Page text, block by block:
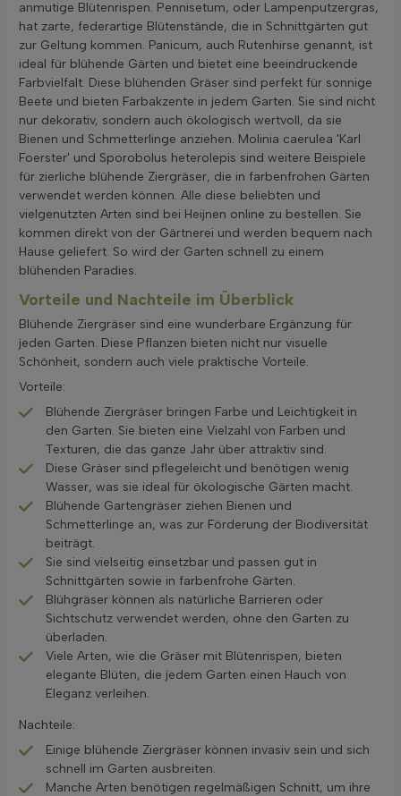
anmutige Blütenrispen. Pennisetum, oder Lampenputzergras,
hat zarte, federartige Blütenstände, die in Schnittgärten gut
zur Geltung kommen. Panicum, auch Rutenhirse genannt, ist
ideal für blühende Gärten und bietet eine beeindruckende
Farbvielfalt. Diese blühenden Gräser sind perfekt für sonnige
Beete und bieten Farbakzente in jedem Garten. Sie sind nicht
nur dekorativ, sondern auch ökologisch wertvoll, da sie
Bienen und Schmetterlinge anziehen. Molinia caerulea 'Karl
Foerster' und Sporobolus heterolepis sind weitere Beispiele
für zierliche blühende Ziergräser, die in farbenfrohen Gärten
verwendet werden können. Alle diese beliebten und
vielgenutzten Arten sind bei Heijnen online zu bestellen. Sie
kommen direkt von der Gärtnerei und werden bequem nach
Hause geliefert. So wird der Garten schnell zu einem
blühenden Paradies.
Vorteile und Nachteile im Überblick
Blühende Ziergräser sind eine wunderbare Ergänzung für
jeden Garten. Diese Pflanzen bieten nicht nur visuelle
Schönheit, sondern auch viele praktische Vorteile.
Vorteile:
Blühende Ziergräser bringen Farbe und Leichtigkeit in
den Garten. Sie bieten eine Vielzahl von Farben und
Texturen, die das ganze Jahr über attraktiv sind.
Diese Gräser sind pflegeleicht und benötigen wenig
Wasser, was sie ideal für ökologische Gärten macht.
Blühende Gartengräser ziehen Bienen und
Schmetterlinge an, was zur Förderung der Biodiversität
beiträgt.
Sie sind vielseitig einsetzbar und passen gut in
Schnittgärten sowie in farbenfrohe Gärten.
Blühgräser können als natürliche Barrieren oder
Sichtschutz verwendet werden, ohne den Garten zu
überladen.
Viele Arten, wie die Gräser mit Blütenrispen, bieten
elegante Blüten, die jedem Garten einen Hauch von
Eleganz verleihen.
Nachteile:
Einige blühende Ziergräser können invasiv sein und sich
schnell im Garten ausbreiten.
Manche Arten benötigen regelmäßigen Schnitt, um ihre